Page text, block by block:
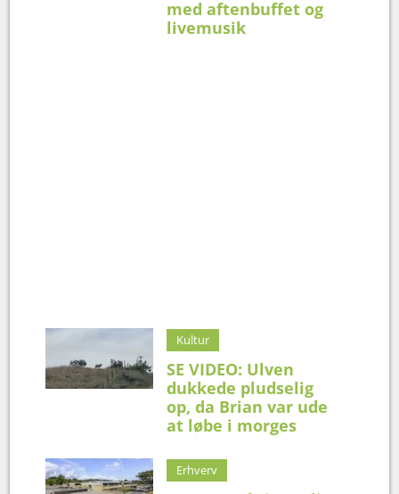
med aftenbuffet og
livemusik
Kultur
SE VIDEO: Ulven
dukkede pludselig
op, da Brian var ude
at løbe i morges
Erhverv